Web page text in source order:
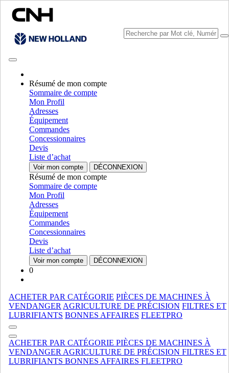
Résumé de mon compte
Sommaire de compte
Mon Profil
Adresses
Équipement
Commandes
Concessionnaires
Devis
Liste d’achat
Voir mon compte DÉCONNEXION
Résumé de mon compte
Sommaire de compte
Mon Profil
Adresses
Équipement
Commandes
Concessionnaires
Devis
Liste d’achat
Voir mon compte DÉCONNEXION
0
ACHETER PAR CATÉGORIE PIÈCES DE MACHINES À
VENDANGER AGRICULTURE DE PRÉCISION FILTRES ET
LUBRIFIANTS BONNES AFFAIRES FLEETPRO
ACHETER PAR CATÉGORIE PIÈCES DE MACHINES À
VENDANGER AGRICULTURE DE PRÉCISION FILTRES ET
LUBRIFIANTS BONNES AFFAIRES FLEETPRO
Sélectionner marque
Fermer le Menu
ÉQUIPEMENT
ÉQUIPEMENTALL ÉQUIPEMENT
APPAREIL DE RÉCOLTE
Moissonneuse-Batteuse Conventionnelles
Batteuse Conventionnelles
Moissonneuses-Batteuses Non-Conventionnelles
Moissonneuses-Batteuses Non-Conventionnelles
Equipements Frontaux
Machine A Vendanger
Petites Moissonneuses-Batteuses
Batteuses
Crossover Combines
APPAREIL DE RÉCOLTEAFFICHER TOUT
Chargeuses Compactes Sur Chenilles Chargeuses Compactes
Sur Chenilles
Epandeurs À Fumier Epandeurs À Fumier
Chargeuses Chargeuses
Chariot Telescopique Chariot Telescopique